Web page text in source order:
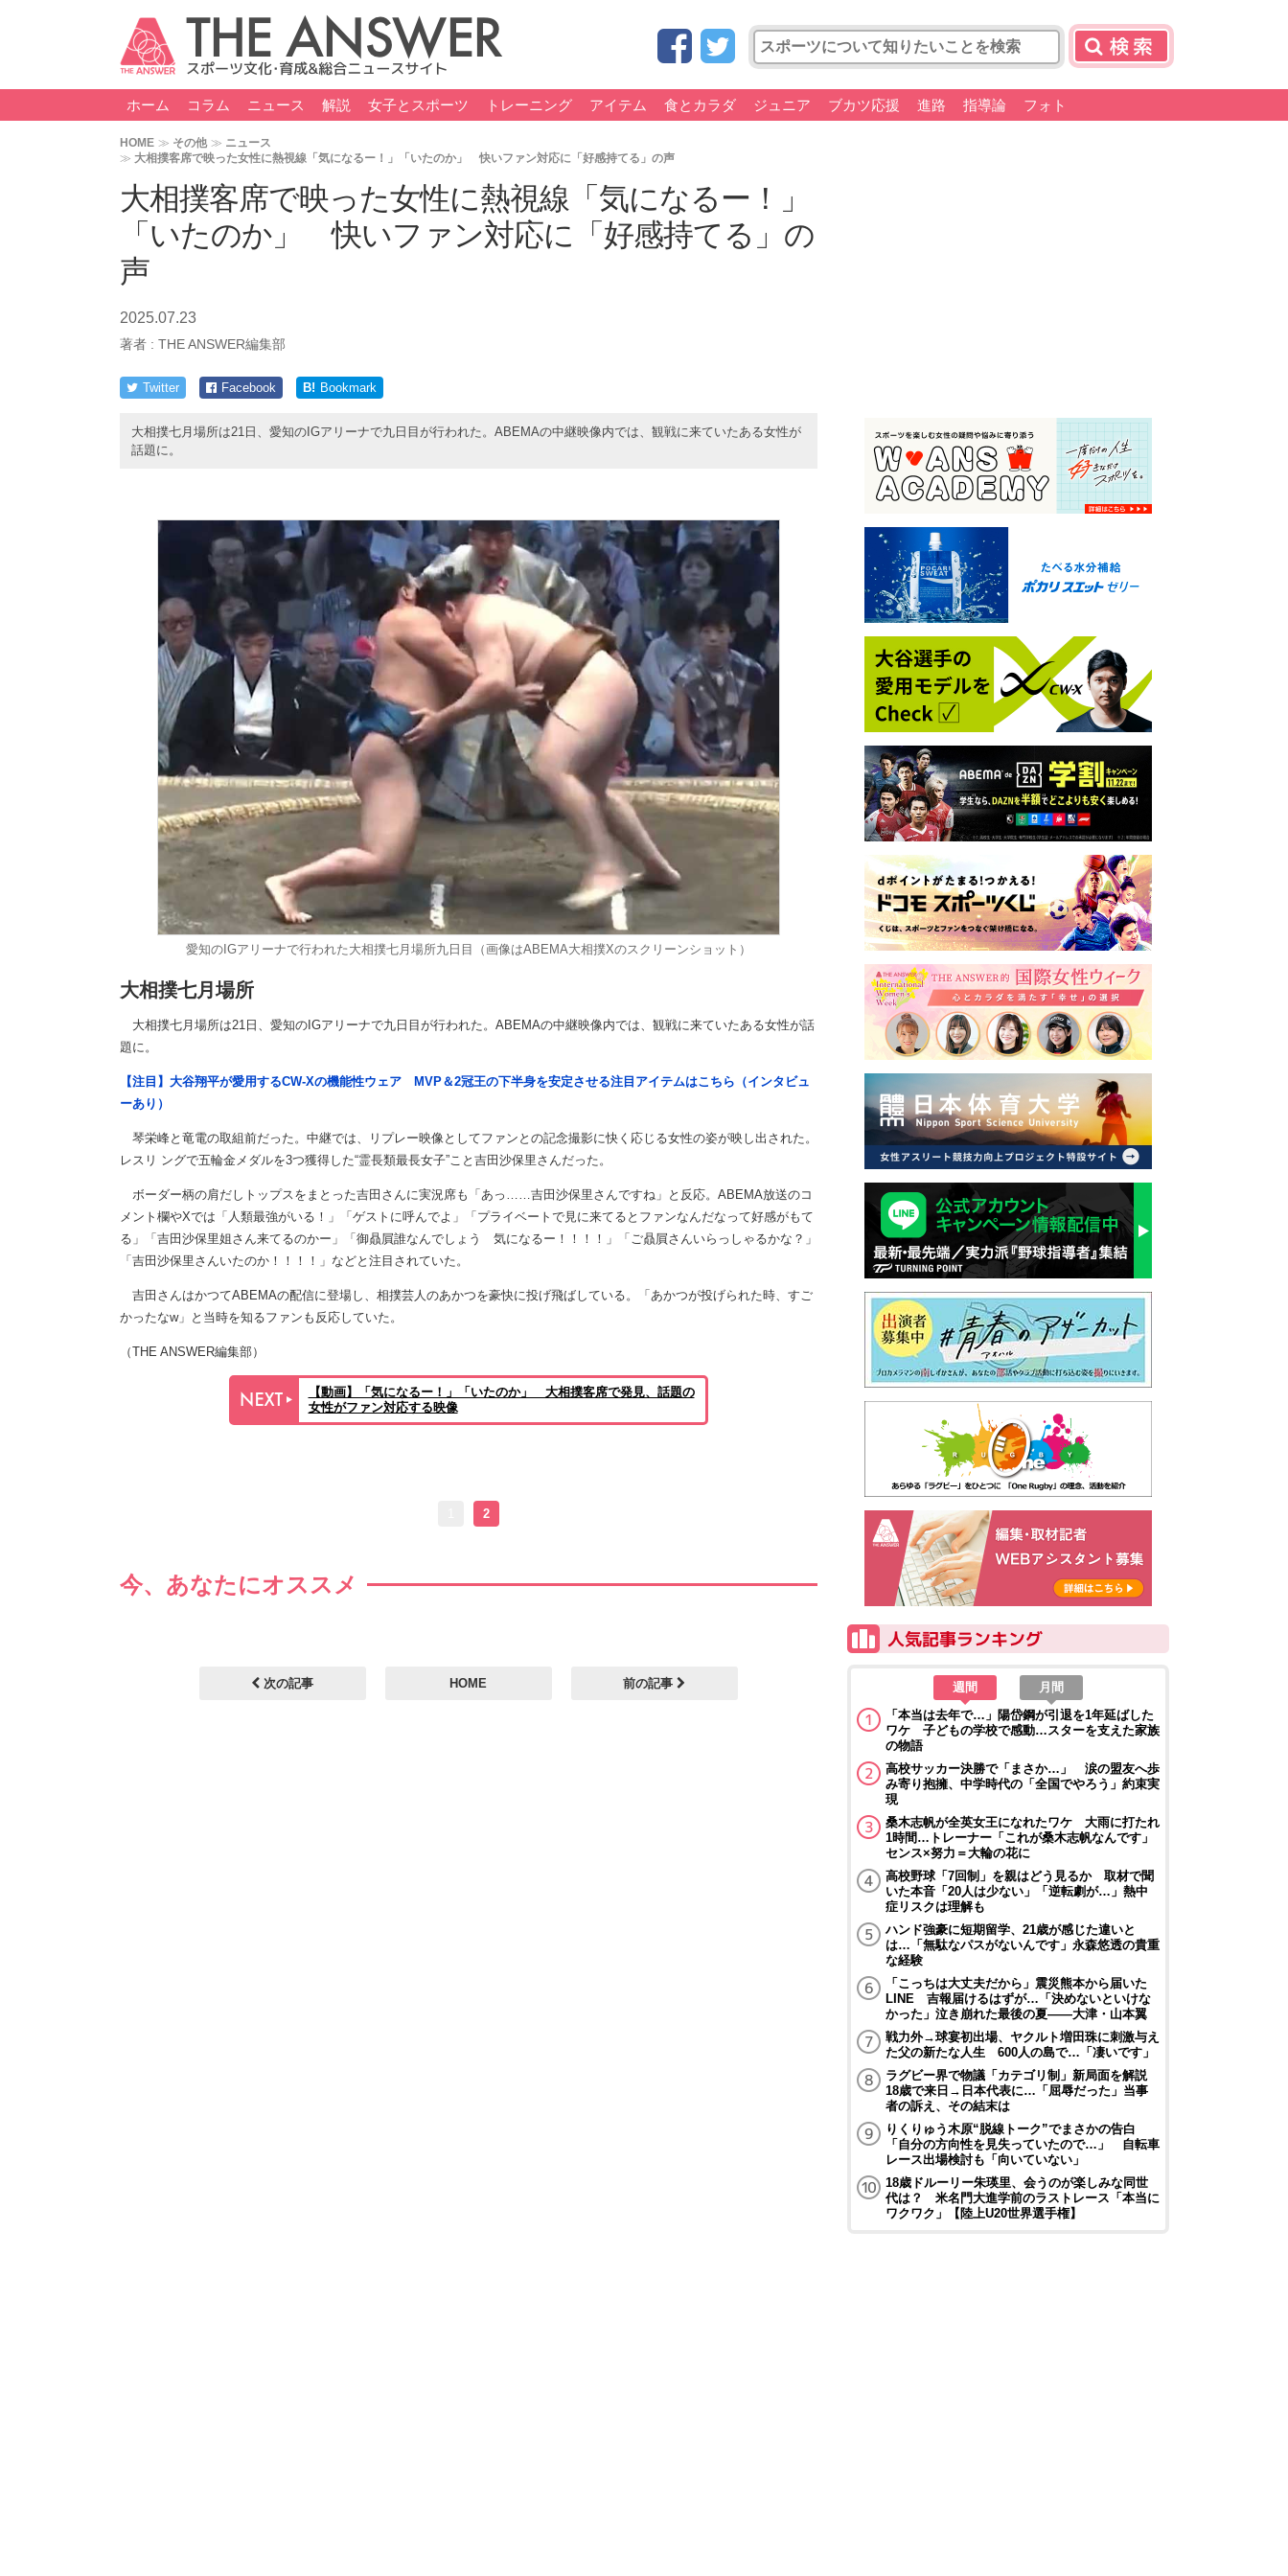
ホーム コラム ニュース 解説 女子とスポーツ トレーニング アイテム 食とカラダ ジュニア ブカツ応援 進路 指導論 フォト
HOME その他
ニュース
大相撲客席で映った女性に熱視線「気になるー！」「いたのか」 快いファン対応に「好感持てる」の声
大相撲客席で映った女性に熱視線「気になるー！」
「いたのか」 快いファン対応に「好感持てる」の
声
2025.07.23
著者 : THE ANSWER編集部
Twitter Facebook B! Bookmark
大相撲七月場所は21日、愛知のIGアリーナで九日目が行われた。ABEMAの中継映像内では、観戦に来ていたある女性が
話題に。
愛知のIGアリーナで行われた大相撲七月場所九日目（画像はABEMA大相撲Xのスクリーンショット）
大相撲七月場所
大相撲七月場所は21日、愛知のIGアリーナで九日目が行われた。ABEMAの中継映像内では、観戦に来ていたある女性が話
題に。
【注目】大谷翔平が愛用するCW-Xの機能性ウェア MVP＆2冠王の下半身を安定させる注目アイテムはこちら（インタビュ
ーあり）
琴栄峰と竜電の取組前だった。中継では、リプレー映像としてファンとの記念撮影に快く応じる女性の姿が映し出された。
レスリ ングで五輪金メダルを3つ獲得した“霊長類最長女子”こと吉田沙保里さんだった。
ボーダー柄の肩だしトップスをまとった吉田さんに実況席も「あっ……吉田沙保里さんですね」と反応。ABEMA放送のコ
メント欄やXでは「人類最強がいる！」「ゲストに呼んでよ」「プライベートで見に来てるとファンなんだなって好感がもて
る」「吉田沙保里姐さん来てるのかー」「御贔屓誰なんでしょう 気になるー！！！！」「ご贔屓さんいらっしゃるかな？」
「吉田沙保里さんいたのか！！！！」などと注目されていた。
吉田さんはかつてABEMAの配信に登場し、相撲芸人のあかつを豪快に投げ飛ばしている。「あかつが投げられた時、すご
かったなw」と当時を知るファンも反応していた。
（THE ANSWER編集部）
【動画】「気になるー！」「いたのか」 大相撲客席で発見、話題の
女性がファン対応する映像
2
今、あなたにオススメ
次の記事 HOME 前の記事 週間
月間
「本当は去年で…」陽岱鋼が引退を1年延ばした
ワケ 子どもの学校で感動…スターを支えた家族
の物語
高校サッカー決勝で「まさか…」 涙の盟友へ歩
み寄り抱擁、中学時代の「全国でやろう」約束実
現
桑木志帆が全英女王になれたワケ 大雨に打たれ
1時間…トレーナー「これが桑木志帆なんです」
センス×努力＝大輪の花に
高校野球「7回制」を親はどう見るか 取材で聞
いた本音「20人は少ない」「逆転劇が…」熱中
症リスクは理解も
ハンド強豪に短期留学、21歳が感じた違いと
は…「無駄なパスがないんです」永森悠透の貴重
な経験
「こっちは大丈夫だから」震災熊本から届いた
LINE 吉報届けるはずが…「決めないといけな
かった」泣き崩れた最後の夏――大津・山本翼
戦力外→球宴初出場、ヤクルト増田珠に刺激与え
た父の新たな人生 600人の島で…「凄いです」
ラグビー界で物議「カテゴリ制」新局面を解説
18歳で来日→日本代表に…「屈辱だった」当事
者の訴え、その結末は
りくりゅう木原“脱線トーク”でまさかの告白
「自分の方向性を見失っていたので…」 自転車
レース出場検討も「向いていない」
18歳ドルーリー朱瑛里、会うのが楽しみな同世
代は？ 米名門大進学前のラストレース「本当に
ワクワク」【陸上U20世界選手権】